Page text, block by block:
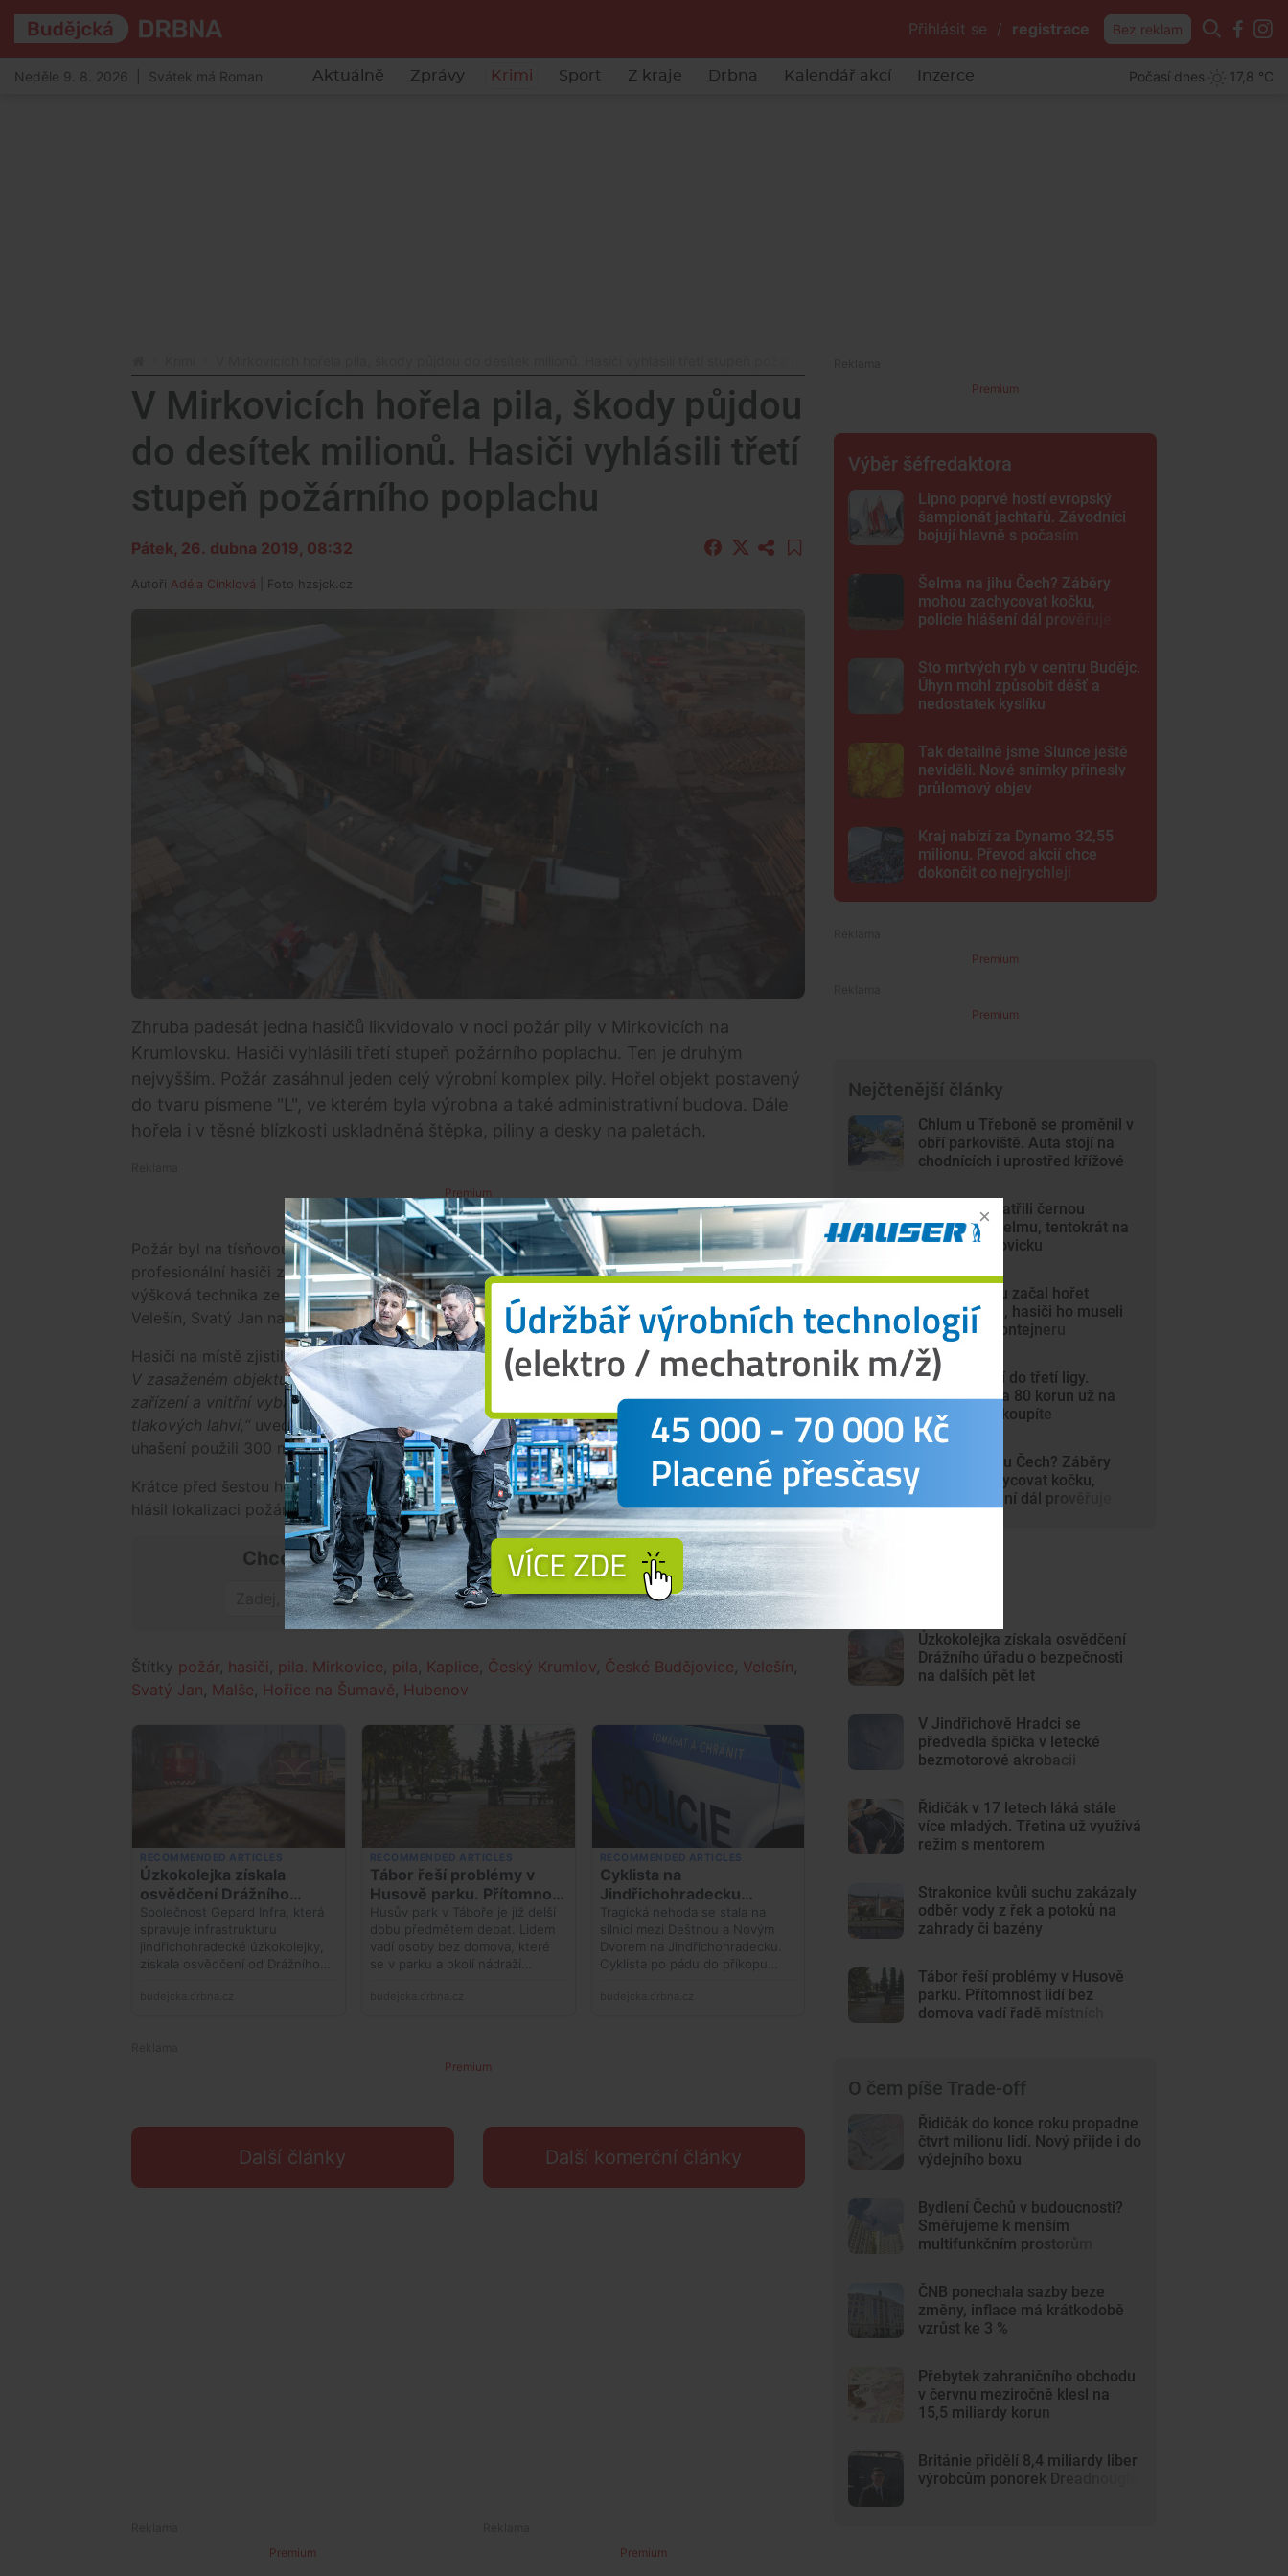
Přihlásit se / registrace Bez reklam
Neděle 9. 8. 2026 | Svátek má Roman Aktuálně Zprávy Krimi Sport Z kraje Drbna Kalendář akcí Inzerce Počasí dnes 17,8 °C
V Mirkovicích hořela pila, škody půjdou
do desítek milionů. Hasiči vyhlásili třetí
stupeň požárního poplachu
Pátek, 26. dubna 2019, 08:32
Autoři Adéla Cinklová | Foto hzsjck.cz
Zhruba padesát jedna hasičů likvidovalo v noci požár pily v Mirkovicích na
Krumlovsku. Hasiči vyhlásili třetí stupeň požárního poplachu. Ten je druhým
nejvyšším. Požár zasáhnul jeden celý výrobní komplex pily. Hořel objekt postavený
do tvaru písmene "L", ve kterém byla výrobna a také administrativní budova. Dále
hořela i v těsné blízkosti uskladněná štěpka, piliny a desky na paletách.
Premium
Požár byl na tísňovou linku ohlášen dnes devět minut po půlnoci. Na místo vyjeli
profesionální hasiči ze stanic Kaplice a Český Krumlov, následně pak i cisterny a další
výšková technika ze stanice České Budějovice. Poplach byl vyhlášen jednotkám SDH obcí
Velešín, Svatý Jan na Malší, Kaplice – Hubenov, Hořice na Šumavě a Zubčice.
Hasiči na místě zjistili, že je plameny zasažen celý areál pily.„Požár postupoval velmi rychle.
V zasaženém objektu hořelo prakticky všechno, od budovy jako takové, až po stroje,
zařízení a vnitřní vybavení. V hořícím objektu nikdo nebyl, nepotvrdila se ani přítomnost
tlakových lahví,“ uvedla tisková mluvčí hasičů Vendula Matějů, která doplnila, že hasiči na
uhašení použili 300 metrů krychlových hasební vody. Na místě bylo 51 hasičů.
Krátce před šestou hodinou ranní dostali zasahující hasiči požár pod kontrolu. Velitel zásahu
hlásil lokalizaci požáru krátce po tři čtvrtě na šest. Škody půjdou do desítek milionů.
Chceš mít přehled o tom, co se děje kolem tebe?
Přihlásit
Štítky požár hasiči pila. Mirkovice pila Kaplice Český Krumlov České Budějovice Velešín
Svatý Jan Malše Hořice na Šumavě Hubenov
Premium
Další články Další komerční články
Premium
Výběr šéfredaktora
Lipno poprvé hostí evropský
šampionát jachtařů. Závodníci
bojují hlavně s počasím
Šelma na jihu Čech? Záběry
mohou zachycovat kočku,
policie hlášení dál prověřuje
Sto mrtvých ryb v centru Budějc.
Úhyn mohl způsobit déšť a
nedostatek kyslíku
Tak detailně jsme Slunce ještě
neviděli. Nové snímky přinesly
průlomový objev
Kraj nabízí za Dynamo 32,55
milionu. Převod akcií chce
dokončit co nejrychleji
Premium
Premium
Nejčtenější články
Chlum u Třeboně se proměnil v
obří parkoviště. Auta stojí na
chodnících i uprostřed křížové
Lidé opět spatřili černou
kočkovitou šelmu, tentokrát na
Českobudějovicku
V autosalonu začal hořet
elektromobil, hasiči ho museli
ponořit do kontejneru
Dynamo míří do třetí ligy.
Vstupenky za 80 korun už na
internetu nekoupíte
Šelma na jihu Čech? Záběry
mohou zachycovat kočku,
policie hlášení dál prověřuje
Úzkokolejka získala osvědčení
Drážního úřadu o bezpečnosti
na dalších pět let
V Jindřichově Hradci se
předvedla špička v letecké
bezmotorové akrobacii
Řidičák v 17 letech láká stále
více mladých. Třetina už využívá
režim s mentorem
Strakonice kvůli suchu zakázaly
odběr vody z řek a potoků na
zahrady či bazény
Tábor řeší problémy v Husově
parku. Přítomnost lidí bez
domova vadí řadě místních
O čem píše Trade-off
Řidičák do konce roku propadne
čtvrt milionu lidí. Nový přijde i do
výdejního boxu
Bydlení Čechů v budoucnosti?
Směřujeme k menším
multifunkčním prostorům
ČNB ponechala sazby beze
změny, inflace má krátkodobě
vzrůst ke 3 %
Přebytek zahraničního obchodu
v červnu meziročně klesl na
15,5 miliardy korun
Británie přidělí 8,4 miliardy liber
výrobcům ponorek Dreadnought
Premium Premium